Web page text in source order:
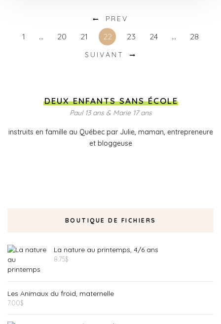
PREV
1 … 20 21 22 23 24 … 28
SUIVANT
DEUX ENFANTS SANS ÉCOLE
Paul 13 ans & Marie 17 ans
instruits en famille au Québec par Julie, maman, entrepreneure
et bloggeuse
BOUTIQUE DE FICHIERS
La nature au printemps, 4/6 ans
8.75$
Les Animaux du froid, maternelle
7.00$